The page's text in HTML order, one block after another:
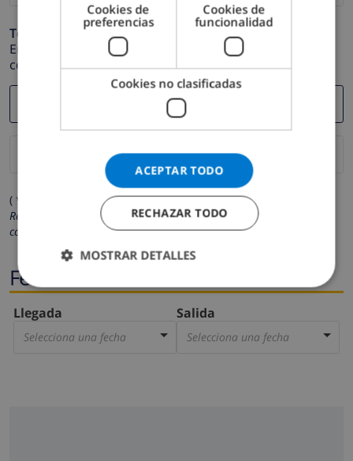
Teléfono *
En caso de que su dirección de e-mail no funcione
correctamente.
( * Los campos marcados con un asterisco son obligatorios )
Respetamos su privacidad. Sus datos personales no serán
compartidos con ninguna otra persona o empresa.
Fechas
Llegada
Selecciona una fecha
Salida
Selecciona una fecha
Cookies de
preferencias
Cookies de
funcionalidad
Cookies no clasificadas
ACEPTAR TODO
RECHAZAR TODO
MOSTRAR DETALLES